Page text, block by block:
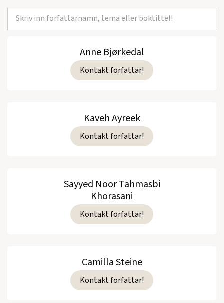
Anne Bjørkedal
Kontakt forfattar!
Kaveh Ayreek
Kontakt forfattar!
Sayyed Noor Tahmasbi
Khorasani
Kontakt forfattar!
Camilla Steine
Kontakt forfattar!